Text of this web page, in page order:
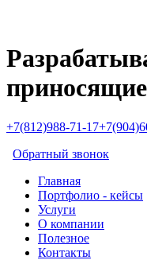
+7(812)988-71-17
Обратный звонок
Главная
Портфолио - кейсы
Услуги
О компании
Полезное
Контакты